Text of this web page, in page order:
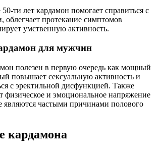
ти лет кардамон помогает справиться с
облегчает протекание симптомов
умственную активность.
для мужчин
полезен в первую очередь как мощный
повышает сексуальную активность и
с эректильной дисфункцией. Также
физическое и эмоциональное напряжение
являются частыми причинами полового
кардамона